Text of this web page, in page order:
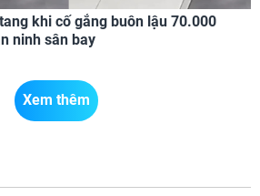
khi cố gắng buôn lậu 70.000
ninh sân bay
Xem thêm